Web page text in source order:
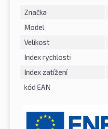
Značka
Model
Velikost
Index rychlosti
Index zatížení
kód EAN